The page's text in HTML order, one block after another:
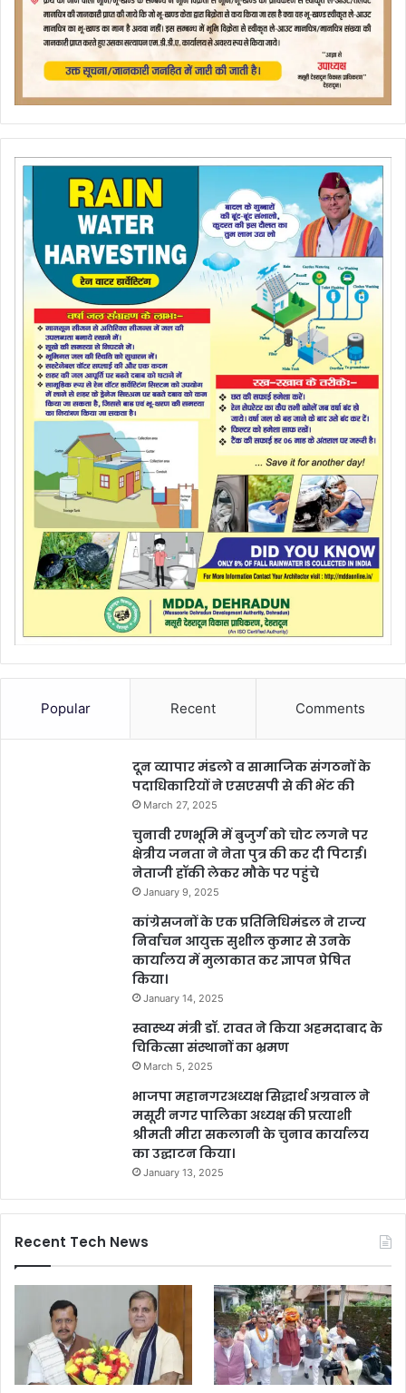
Popular Recent Comments
दून व्यापार मंडलो व सामाजिक संगठनों के
पदाधिकारियों ने एसएसपी से की भेंट की
March 27, 2025
चुनावी रणभूमि में बुजुर्ग को चोट लगने पर
क्षेत्रीय जनता ने नेता पुत्र की कर दी पिटाई।
नेताजी हॉकी लेकर मौके पर पहुंचे
January 9, 2025
कांग्रेसजनों के एक प्रतिनिधिमंडल ने राज्य
निर्वाचन आयुक्त सुशील कुमार से उनके
कार्यालय में मुलाकात कर ज्ञापन प्रेषित
किया।
January 14, 2025
स्वास्थ्य मंत्री डॉ. रावत ने किया अहमदाबाद के
चिकित्सा संस्थानों का भ्रमण
March 5, 2025
भाजपा महानगरअध्यक्ष सिद्धार्थ अग्रवाल ने
मसूरी नगर पालिका अध्यक्ष की प्रत्याशी
श्रीमती मीरा सकलानी के चुनाव कार्यालय
का उद्घाटन किया।
January 13, 2025
Recent Tech News